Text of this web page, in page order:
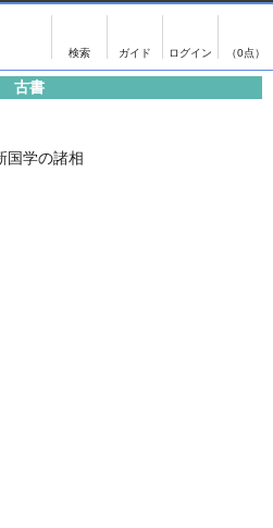
（0点）
古書